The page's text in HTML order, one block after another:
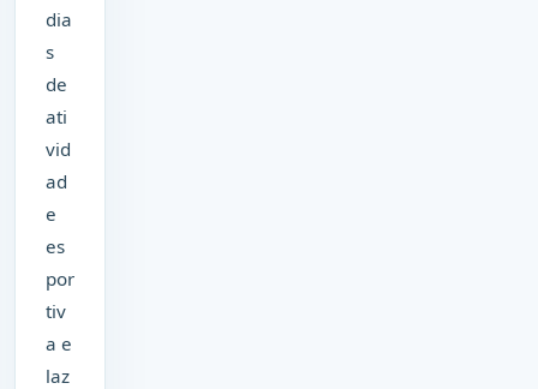
dia
s
de
ati
vid
ad
e
es
por
tiv
a e
laz